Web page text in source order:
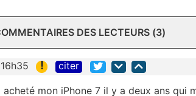
DES LECTEURS (3)
! citer
mon iPhone 7 il y a deux ans qui